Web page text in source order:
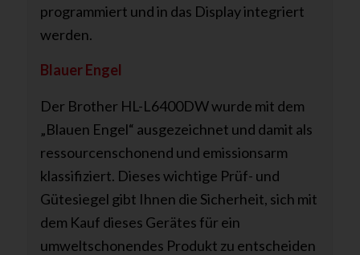
programmiert und in das Display integriert
werden.
Blauer Engel
Der Brother HL-L6400DW wurde mit dem
„Blauen Engel“ ausgezeichnet und damit als
ressourcenschonend und emissionsarm
klassifiziert. Dieses wichtige Prüf- und
Gütesiegel gibt Ihnen die Sicherheit, sich mit
dem Kauf dieses Gerätes für ein
umweltschonendes Produkt zu entscheiden